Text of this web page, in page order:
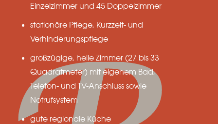
Einzelzimmer und 45 Doppelzimmer
stationäre Pflege, Kurzzeit- und
Verhinderungspflege
großzügige, helle Zimmer (27 bis 33
Quadratmeter) mit eigenem Bad,
Telefon- und TV-Anschluss sowie
Notrufsystem
gute regionale Küche